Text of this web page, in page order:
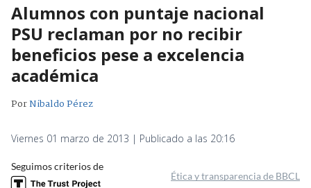
Alumnos con puntaje nacional
PSU reclaman por no recibir
beneficios pese a excelencia
académica
PorNibaldo Pérez
Viernes 01 marzo de 2013 | Publicado a las 20:16
Seguimos criterios de
Ética y transparencia de BBCL